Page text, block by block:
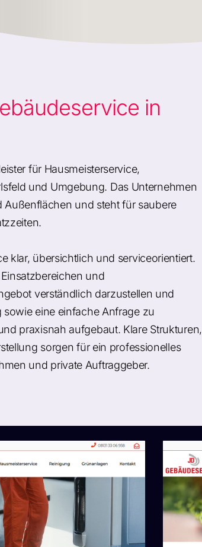
in
für Hausmeisterservice,
und Umgebung. Das Unternehmen
und steht für saubere
klar, übersichtlich und serviceorientiert.
und
verständlich darzustellen und
eine einfache Anfrage zu
praxisnah aufgebaut. Klare Strukturen,
sorgen für ein professionelles
und private Auftraggeber.